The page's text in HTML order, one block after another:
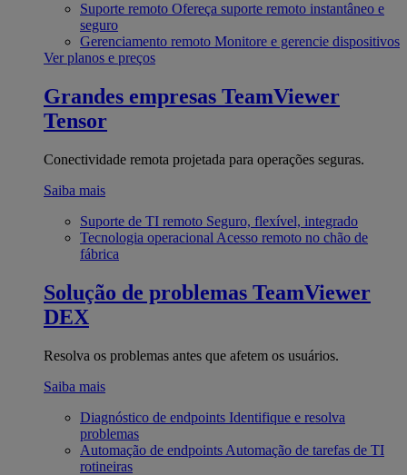
Suporte remoto Ofereça suporte remoto instantâneo e
seguro
Gerenciamento remoto Monitore e gerencie dispositivos
Ver planos e preços
Grandes empresas TeamViewer
Tensor
Conectividade remota projetada para operações seguras.
Saiba mais
Suporte de TI remoto Seguro, flexível, integrado
Tecnologia operacional Acesso remoto no chão de
fábrica
Solução de problemas TeamViewer
DEX
Resolva os problemas antes que afetem os usuários.
Saiba mais
Diagnóstico de endpoints Identifique e resolva
problemas
Automação de endpoints Automação de tarefas de TI
rotineiras